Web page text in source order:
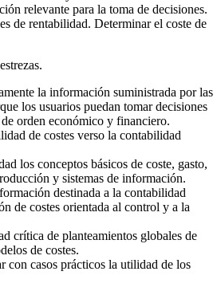
relevante para la toma de decisiones.
de rentabilidad. Determinar el coste de
la información suministrada por las
los usuarios puedan tomar decisiones
orden económico y financiero.
de costes verso la contabilidad
los conceptos básicos de coste, gasto,
y sistemas de información.
destinada a la contabilidad
de costes orientada al control y a la
crítica de planteamientos globales de
de costes.
con casos prácticos la utilidad de los